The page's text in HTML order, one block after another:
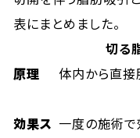
表にまとめました。
切る
原理
体内から直接
効果ス 一度の施術で